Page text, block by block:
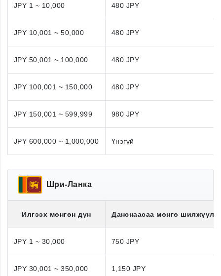
JPY 1 ~ 10,000 480 JPY
JPY 10,001 ~ 50,000 480 JPY
JPY 50,001 ~ 100,000 480 JPY
JPY 100,001 ~ 150,000 480 JPY
JPY 150,001 ~ 599,999 980 JPY
JPY 600,000 ~ 1,000,000 Үнэгүй
Шри-Ланка
Илгээх мөнгөн дүн Данснаасаа мөнгө
JPY 1 ~ 30,000 750 JPY
JPY 30,001 ~ 350,000 1,150 JPY